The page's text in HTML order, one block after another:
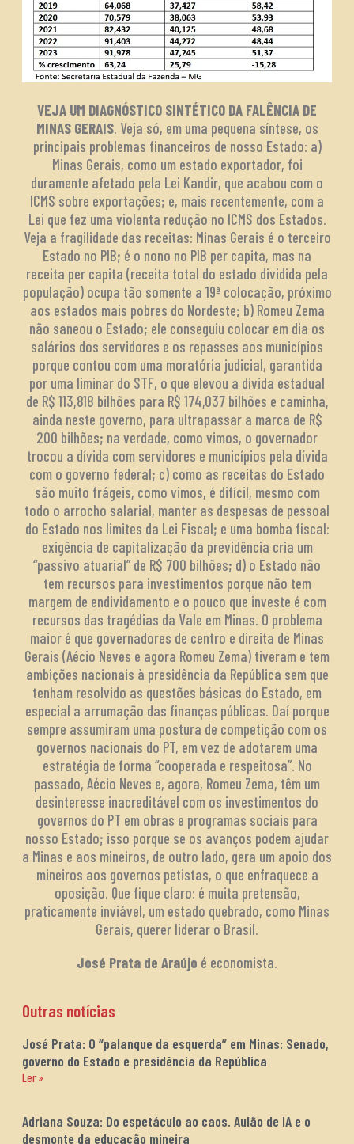
VEJA UM DIAGNÓSTICO SINTÉTICO DA FALÊNCIA DE
MINAS GERAIS. Veja só, em uma pequena síntese, os
principais problemas financeiros de nosso Estado: a)
Minas Gerais, como um estado exportador, foi
duramente afetado pela Lei Kandir, que acabou com o
ICMS sobre exportações; e, mais recentemente, com a
Lei que fez uma violenta redução no ICMS dos Estados.
Veja a fragilidade das receitas: Minas Gerais é o terceiro
Estado no PIB; é o nono no PIB per capita, mas na
receita per capita (receita total do estado dividida pela
população) ocupa tão somente a 19ª colocação, próximo
aos estados mais pobres do Nordeste; b) Romeu Zema
não saneou o Estado; ele conseguiu colocar em dia os
salários dos servidores e os repasses aos municípios
porque contou com uma moratória judicial, garantida
por uma liminar do STF, o que elevou a dívida estadual
de R$ 113,818 bilhões para R$ 174,037 bilhões e caminha,
ainda neste governo, para ultrapassar a marca de R$
200 bilhões; na verdade, como vimos, o governador
trocou a dívida com servidores e municípios pela dívida
com o governo federal; c) como as receitas do Estado
são muito frágeis, como vimos, é difícil, mesmo com
todo o arrocho salarial, manter as despesas de pessoal
do Estado nos limites da Lei Fiscal; e uma bomba fiscal:
exigência de capitalização da previdência cria um
“passivo atuarial” de R$ 700 bilhões; d) o Estado não
tem recursos para investimentos porque não tem
margem de endividamento e o pouco que investe é com
recursos das tragédias da Vale em Minas. O problema
maior é que governadores de centro e direita de Minas
Gerais (Aécio Neves e agora Romeu Zema) tiveram e tem
ambições nacionais à presidência da República sem que
tenham resolvido as questões básicas do Estado, em
especial a arrumação das finanças públicas. Daí porque
sempre assumiram uma postura de competição com os
governos nacionais do PT, em vez de adotarem uma
estratégia de forma “cooperada e respeitosa”. No
passado, Aécio Neves e, agora, Romeu Zema, têm um
desinteresse inacreditável com os investimentos do
governos do PT em obras e programas sociais para
nosso Estado; isso porque se os avanços podem ajudar
a Minas e aos mineiros, de outro lado, gera um apoio dos
mineiros aos governos petistas, o que enfraquece a
oposição. Que fique claro: é muita pretensão,
praticamente inviável, um estado quebrado, como Minas
Gerais, querer liderar o Brasil.
José Prata de Araújo é economista.
Outras notícias
José Prata: O “palanque da esquerda” em Minas: Senado,
governo do Estado e presidência da República
Ler »
Adriana Souza: Do espetáculo ao caos. Aulão de IA e o
desmonte da educação mineira